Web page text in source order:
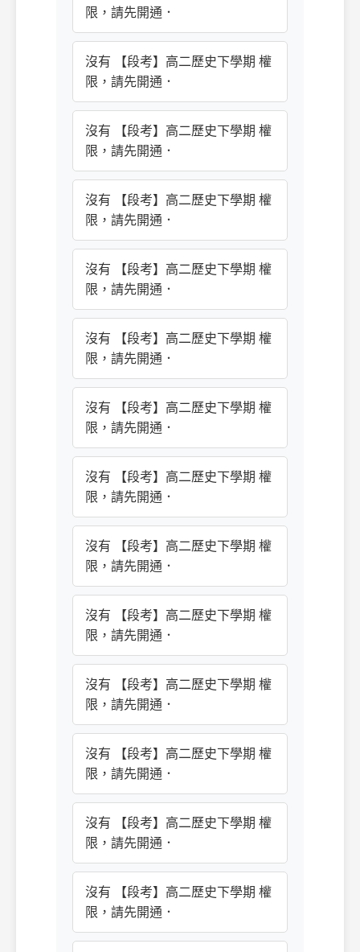
限，請先開通．
沒有 【段考】高二歷史下學期 權
限，請先開通．
沒有 【段考】高二歷史下學期 權
限，請先開通．
沒有 【段考】高二歷史下學期 權
限，請先開通．
沒有 【段考】高二歷史下學期 權
限，請先開通．
沒有 【段考】高二歷史下學期 權
限，請先開通．
沒有 【段考】高二歷史下學期 權
限，請先開通．
沒有 【段考】高二歷史下學期 權
限，請先開通．
沒有 【段考】高二歷史下學期 權
限，請先開通．
沒有 【段考】高二歷史下學期 權
限，請先開通．
沒有 【段考】高二歷史下學期 權
限，請先開通．
沒有 【段考】高二歷史下學期 權
限，請先開通．
沒有 【段考】高二歷史下學期 權
限，請先開通．
沒有 【段考】高二歷史下學期 權
限，請先開通．